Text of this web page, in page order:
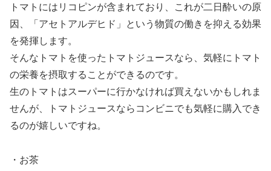
トマトにはリコピンが含まれており、これが二日酔いの原
因、「アセトアルデヒド」という物質の働きを抑える効果
を発揮します。
そんなトマトを使ったトマトジュースなら、気軽にトマト
の栄養を摂取することができるのです。
生のトマトはスーパーに行かなければ買えないかもしれま
せんが、トマトジュースならコンビニでも気軽に購入でき
るのが嬉しいですね。
・お茶